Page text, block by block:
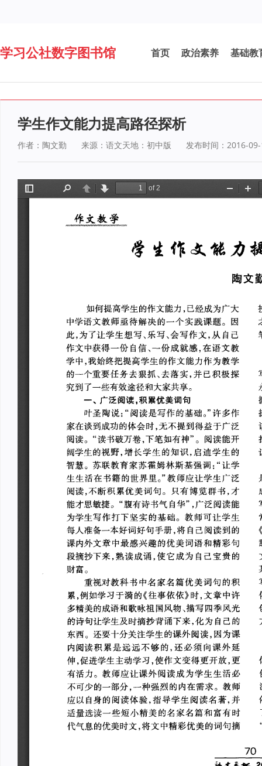
学习公社数字图书馆 首页 政治素养 基础教
学生作文能力提高路径探析
作者：陶文勤 来源：语文天地：初中版 发布时间：2016-